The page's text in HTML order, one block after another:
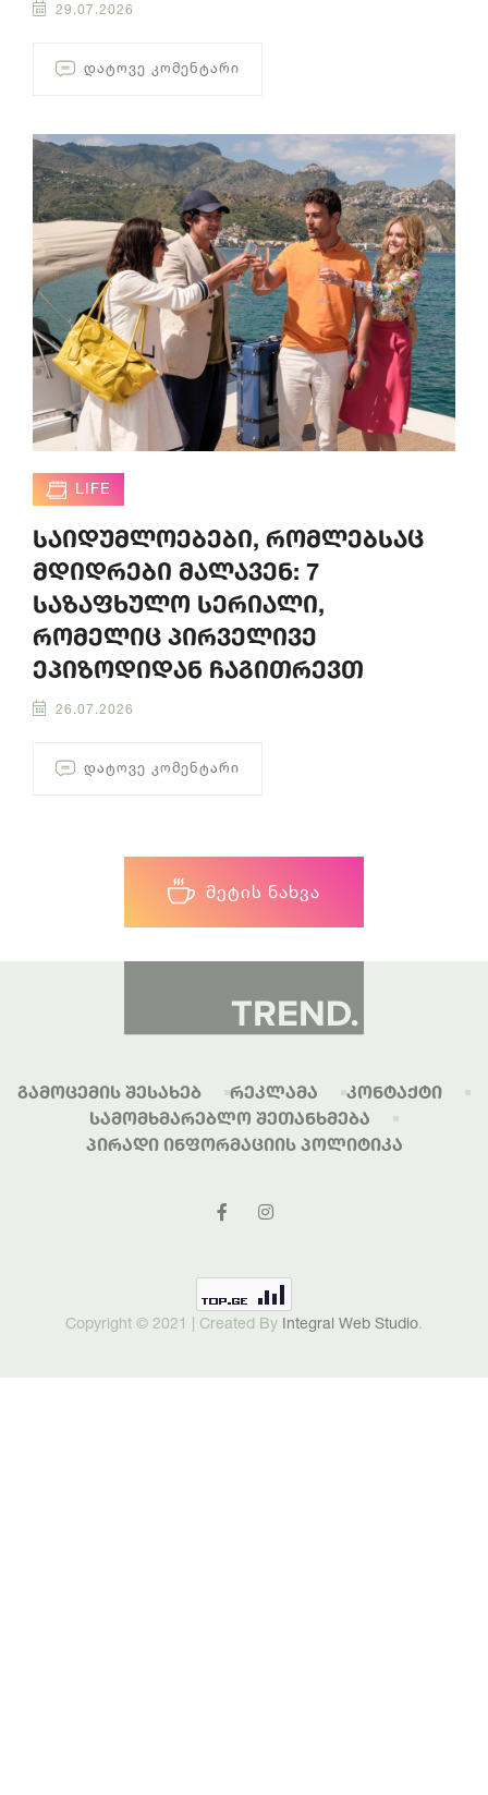
29.07.2026
ᲓᲐᲢᲝᲕᲔ ᲙᲝᲛᲔᲜᲢᲐᲠᲘ
LIFE
საიდუმლოებები, რომლებსაც
მდიდრები მალავენ: 7
საზაფხულო სერიალი,
რომელიც პირველივე
ეპიზოდიდან ჩაგითრევთ
26.07.2026
ᲓᲐᲢᲝᲕᲔ ᲙᲝᲛᲔᲜᲢᲐᲠᲘ
ᲛᲔᲢᲘᲡ ᲜᲐᲮᲕᲐ
Გამოცემის Შესახებ Რეკლამა
Კონტაქტი
Სამომხმარებლო Შეთანხმება
Პირადი Ინფორმაციის Პოლიტიკა
Copyright © 2021 | Created By Integral Web Studio.